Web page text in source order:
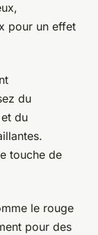
pour un effet
du
du
touche de
le rouge
pour des